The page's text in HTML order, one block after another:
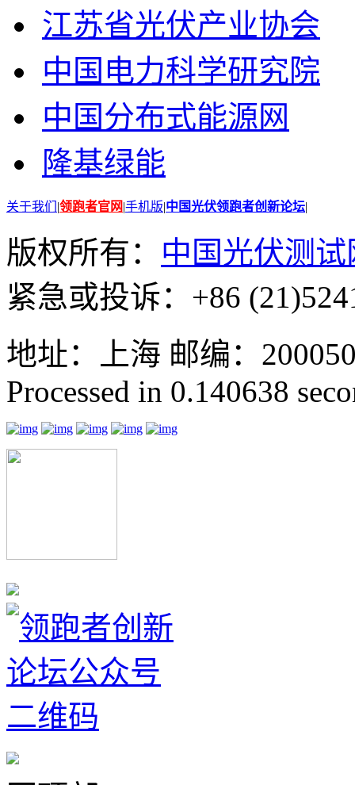
江苏省光伏产业协会
中国电力科学研究院
中国分布式能源网
隆基绿能
关于我们 |领跑者官网|手机版|中国光伏领跑者创新论坛|
版权所有： 中国光伏测试
紧急或投诉：+86
地址：上海 邮编：
Processed in 0.140638